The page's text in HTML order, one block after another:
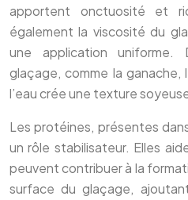
apportent onctuosité et
également la viscosité du
une application
glaçage, comme la ganache,
l’eau crée une texture
Les protéines, présentes
un rôle stabilisateur. Elles
peuvent contribuer à la
surface du glaçage,